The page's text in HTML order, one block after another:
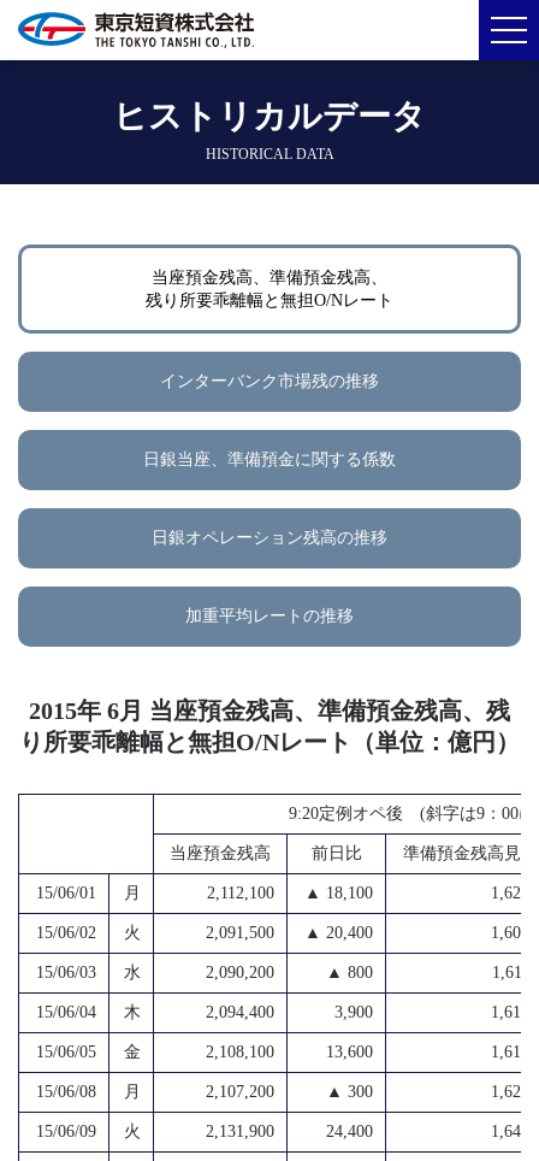
ヒストリカルデータ
HISTORICAL DATA
当座預金残高、準備預金残高、
残り所要乖離幅と無担O/Nレート
インターバンク市場残の推移
日銀当座、準備預金に関する係数
日銀オペレーション残高の推移
加重平均レートの推移
2015年 6月 当座預金残高、準備預金残高、残
り所要乖離幅と無担O/Nレート（単位：億円）
9:20定例オペ後 (斜字は9：00に
当座預金残高 前日比 準備預金残高見
15/06/01 月 2,112,100 ▲ 18,100
15/06/02 火 2,091,500 ▲ 20,400
15/06/03 水 2,090,200 ▲ 800
15/06/04 木 2,094,400 3,900
15/06/05 金 2,108,100 13,600
15/06/08 月 2,107,200 ▲ 300
15/06/09 火 2,131,900 24,400